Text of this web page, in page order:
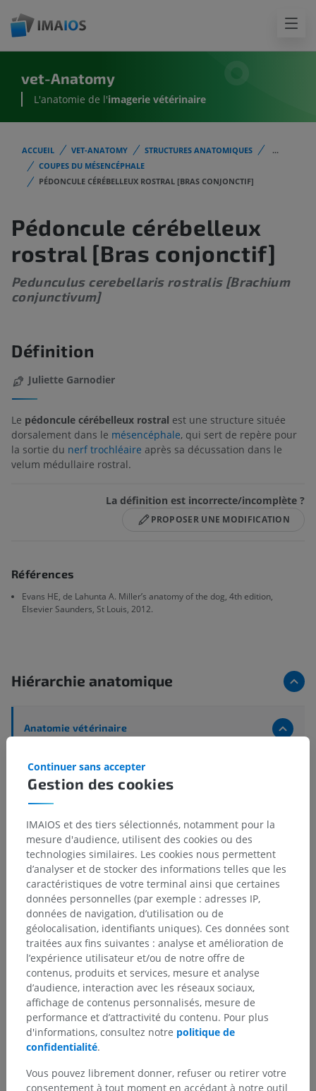
vet-Anatomy
L'anatomie de l'imagerie vétérinaire
ACCUEIL VET-ANATOMY STRUCTURES ANATOMIQUES
...
COUPES DU MÉSENCÉPHALE
PÉDONCULE CÉRÉBELLEUX ROSTRAL [BRAS CONJONCTIF]
Pédoncule cérébelleux
rostral [Bras conjonctif]
Pedunculus cerebellaris rostralis [Brachium
conjunctivum]
Définition
Juliette Garnodier
Le pédoncule cérébelleux rostral est une structure située
dorsalement dans le mésencéphale, qui sert de repère pour
la sortie du nerf trochléaire après sa décussation dans le
velum médullaire rostral.
La définition est incorrecte/incomplète ?
PROPOSER UNE MODIFICATION
Références
Evans HE, de Lahunta A. Miller’s anatomy of the dog, 4th edition,
Elsevier Saunders, St Louis, 2012.
Hiérarchie anatomique
Anatomie vétérinaire
Encéphale > Mésencéphale
Coupes du mésencéphale>
Structures sous-jacentes :Il n'y a aucune structure
sous-jacente
Anatomie comparée chez l’homme
Traductions
Vous avez vu une erreur ?
traduction, une amélioration de contenu.
Gestion des cookies
Continuer sans accepter
IMAIOS et des tiers sélectionnés, notamment pour la
mesure d'audience, utilisent des cookies ou des
technologies similaires. Les cookies nous permettent
d’analyser et de stocker des informations telles que les
caractéristiques de votre terminal ainsi que certaines
données personnelles (par exemple : adresses IP,
données de navigation, d’utilisation ou de
géolocalisation, identifiants uniques). Ces données sont
traitées aux fins suivantes : analyse et amélioration de
l’expérience utilisateur et/ou de notre offre de
contenus, produits et services, mesure et analyse
d’audience, interaction avec les réseaux sociaux,
affichage de contenus personnalisés, mesure de
performance et d’attractivité du contenu. Pour plus
d'informations, consultez notre politique de
confidentialité.
Vous pouvez librement donner, refuser ou retirer votre
consentement à tout moment en accédant à notre outil